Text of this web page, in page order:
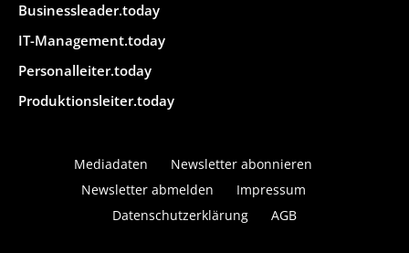
Businessleader.today
IT-Management.today
Personalleiter.today
Produktionsleiter.today
Mediadaten
Newsletter abonnieren
Newsletter abmelden
Impressum
Datenschutzerklärung
AGB